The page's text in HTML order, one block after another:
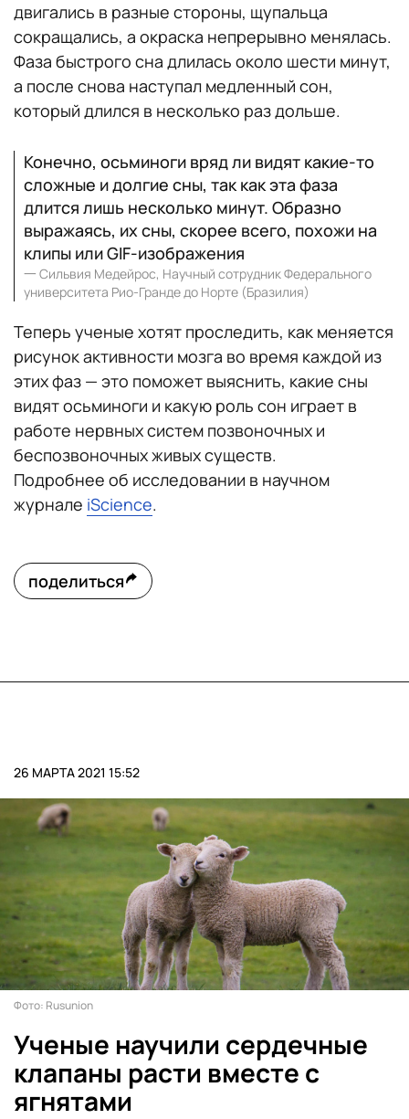
двигались в разные стороны, щупальца
сокращались, а окраска непрерывно менялась.
Фаза быстрого сна длилась около шести минут,
а после снова наступал медленный сон,
который длился в несколько раз дольше.
Конечно, осьминоги вряд ли видят какие-то
сложные и долгие сны, так как эта фаза
длится лишь несколько минут. Образно
выражаясь, их сны, скорее всего, похожи на
клипы или GIF-изображения
一 Сильвия Медейрос, Научный сотрудник Федерального
университета Рио-Гранде до Норте (Бразилия)
Теперь ученые хотят проследить, как меняется
рисунок активности мозга во время каждой из
этих фаз — это поможет выяснить, какие сны
видят осьминоги и какую роль сон играет в
работе нервных систем позвоночных и
беспозвоночных живых существ.
Подробнее об исследовании в научном
журнале iScience.
поделиться
26 МАРТА 2021 15:52
Фото: Rusunion
Ученые научили сердечные
клапаны расти вместе с
ягнятами